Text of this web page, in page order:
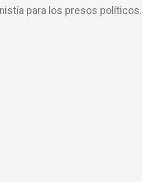
para los presos políticos.